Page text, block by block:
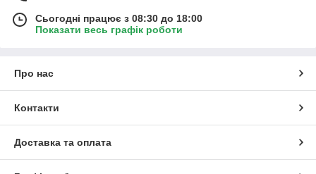
Сьогодні працює з 08:30 до 18:00
Показати весь графік роботи
Про нас
Контакти
Доставка та оплата